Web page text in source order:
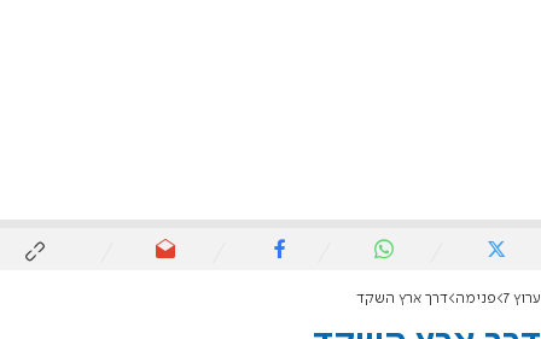
ערוץ 7 פנימה דרך ארץ השקד